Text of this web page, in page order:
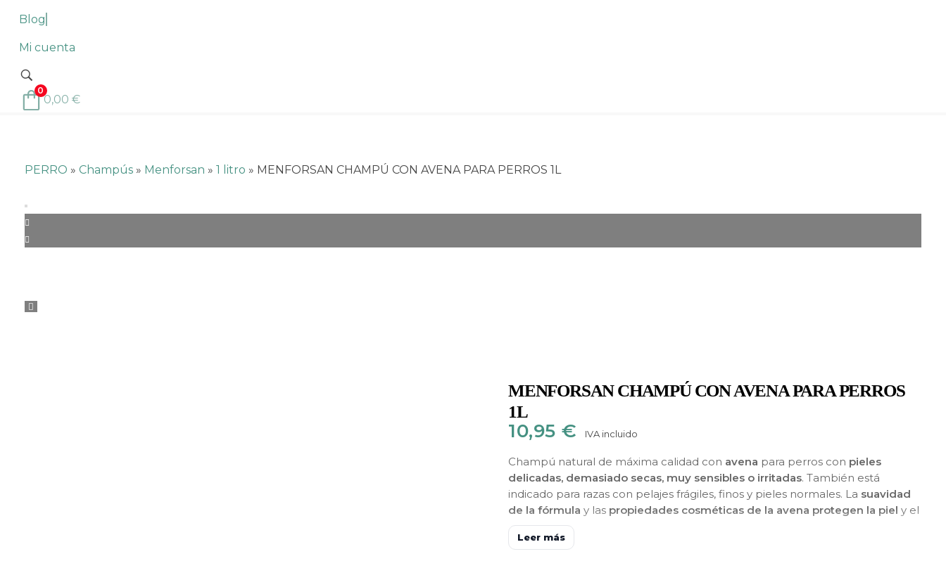
Blog
Mi cuenta
0
0,00 €
PERRO » Champús » Menforsan » 1 litro » MENFORSAN CHAMPÚ CON AVENA PARA PERROS 1L
MENFORSAN CHAMPÚ CON AVENA PARA PERROS
1L
10,95 € IVA incluido
Champú natural de máxima calidad con avena para perros con pieles
delicadas, demasiado secas, muy sensibles o irritadas. También está
indicado para razas con pelajes frágiles, finos y pieles normales. La suavidad
de la fórmula y las propiedades cosméticas de la avena protegen la piel y el
pelaje mejorando y manteniendo la
frecuente sin alterar las propiedades protectoras de la piel.
Leer más